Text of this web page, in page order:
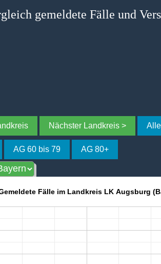
gemeldete Fälle und
Nächster Landkreis >
AG 60 bis 79 AG 80+
Fälle im Landkreis LK Augsburg